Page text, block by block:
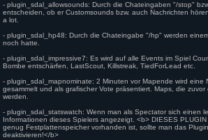
- plugin_sdal_allowsounds: Durch die Chateingaben "/stop"
entscheiden, ob er Customsounds bzw. auch Nachrichten
a lot.
- plugin_sdal_hp48: Durch die Chateingabe "/hp" werden
noch hatte.
- plugin_sdal_impressive7: Es wird auf alle Events im Spiel
Bombe entschärfen, LastScout, Killstreak, TiedForLead etc.
- plugin_sdal_mapnominate: 2 Minuten vor Mapende wird
gesammelt und als grafischer Vote präsentiert. Maps, die
werden.
- plugin_sdal_statswatch: Wenn man als Spectator sich einen
Informationen dieses Spielers angezeigt. <b> DIESES
genug Festplattenspeicher vorhanden ist, sollte man das
deaktivieren!</b>